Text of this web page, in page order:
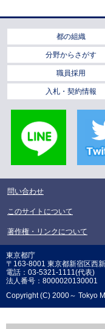
都の組織
分野からさがす
職員採用
入札・契約情報
LINE
問い合わせ
このサイトについて
著作権・リンクについて
東京都庁
〒163-8001 東京都新宿区西
電話：03-5321-1111(代表)
法人番号：8000020130001
Copyright (C) 2000～ Tokyo